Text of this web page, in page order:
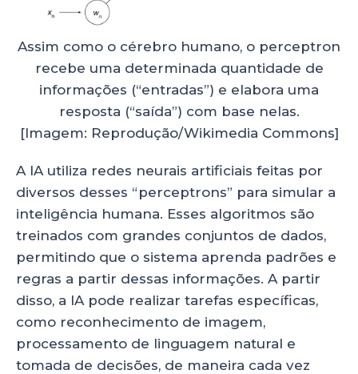
Assim como o cérebro humano, o perceptron
recebe uma determinada quantidade de
informações (“entradas”) e elabora uma
resposta (“saída”) com base nelas.
[Imagem: Reprodução/Wikimedia Commons]
A IA utiliza redes neurais artificiais feitas por
diversos desses “perceptrons” para simular a
inteligência humana. Esses algoritmos são
treinados com grandes conjuntos de dados,
permitindo que o sistema aprenda padrões e
regras a partir dessas informações. A partir
disso, a IA pode realizar tarefas específicas,
como reconhecimento de imagem,
processamento de linguagem natural e
tomada de decisões, de maneira cada vez